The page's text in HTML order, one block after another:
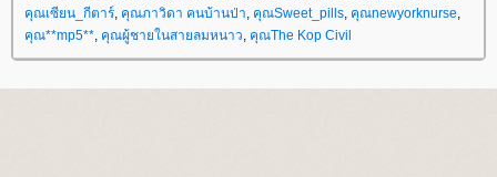
คุณเซียน_กีตาร์, คุณภาวิดา คนบ้านป่า, คุณSweet_pills, คุณnewyorknurse,
คุณ**mp5**, คุณผู้ชายในสายลมหนาว, คุณThe Kop Civil